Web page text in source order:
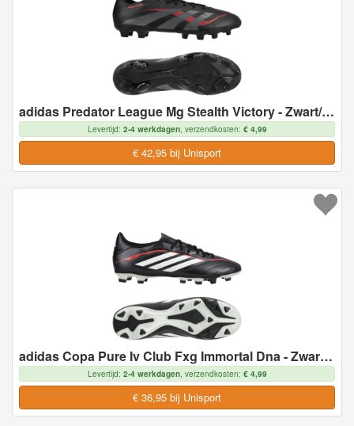
adidas Predator League Mg Stealth Victory - Zwart/grijs/helder Rood - Multi Ground (Mg), maat 46
Levertijd: 2-4 werkdagen, verzendkosten: € 4,99
€ 42,95 bij Unisport
adidas Copa Pure Iv Club Fxg Immortal Dna - Zwart/helder Rood, maat 46
Levertijd: 2-4 werkdagen, verzendkosten: € 4,99
€ 36,95 bij Unisport